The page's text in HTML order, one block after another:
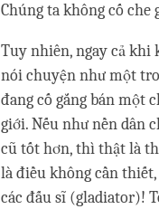
Chúng ta không cố che
Tuy nhiên, ngay cả khi
nói chuyện như một
đang cố gắng bán một
giới. Nếu như nền dân
cũ tốt hơn, thì thật là
là điều không cần
các đấu sĩ (gladiator)!